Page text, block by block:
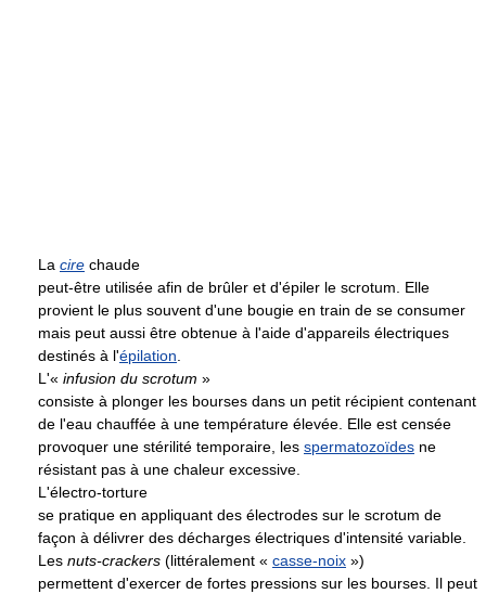
La cire chaude
peut-être utilisée afin de brûler et d'épiler le scrotum. Elle
provient le plus souvent d'une bougie en train de se consumer
mais peut aussi être obtenue à l'aide d'appareils électriques
destinés à l'épilation.
L'« infusion du scrotum »
consiste à plonger les bourses dans un petit récipient contenant
de l'eau chauffée à une température élevée. Elle est censée
provoquer une stérilité temporaire, les spermatozoïdes ne
résistant pas à une chaleur excessive.
L'électro-torture
se pratique en appliquant des électrodes sur le scrotum de
façon à délivrer des décharges électriques d'intensité variable.
Les nuts-crackers (littéralement « casse-noix »)
permettent d'exercer de fortes pressions sur les bourses. Il peut